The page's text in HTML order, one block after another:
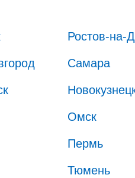
Ростов-на-
Самара
Омск
Пермь
Тюмень